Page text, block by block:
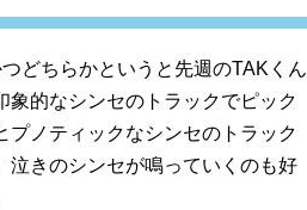
どちらかというと先週のTAKくん
的なシンセのトラックでピック
ノティックなシンセのトラック
泣きのシンセが鳴っていくのも好